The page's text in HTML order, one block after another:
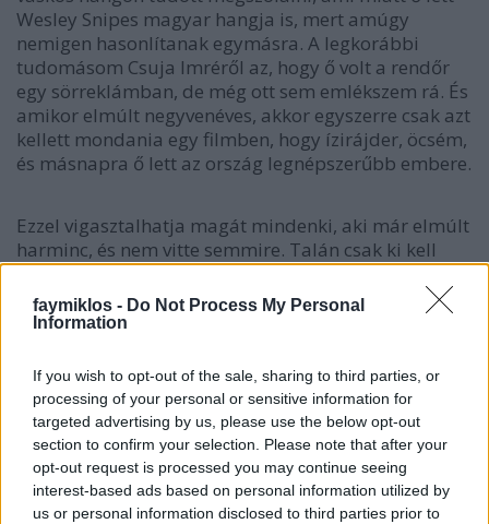
faymiklos - Do Not Process My Personal
Information
If you wish to opt-out of the sale, sharing to third parties, or
processing of your personal or sensitive information for
targeted advertising by us, please use the below opt-out
section to confirm your selection. Please note that after your
opt-out request is processed you may continue seeing
interest-based ads based on personal information utilized by
us or personal information disclosed to third parties prior to
Wesley Snipes magyar hangja is, mert amúgy
nemigen hasonlítanak egymásra. A legkorábbi
tudomásom Csuja Imréről az, hogy ő volt a rendőr
egy sörreklámban, de még ott sem emlékszem rá. És
amikor elmúlt negyvenéves, akkor egyszerre csak azt
kellett mondania egy filmben, hogy ízirájder, öcsém,
és másnapra ő lett az ország legnépszerűbb embere.
Ezzel vigasztalhatja magát mindenki, aki már elmúlt
harminc, és nem vitte semmire. Talán csak ki kell
várni. Bár a tehetség sem árt.
Csuja Imrét meg azóta sem hagyják békén,
telefoncsengésem. Ő meg mondja. Nem hálátlan
típus.
Címkék:Csuja Imre